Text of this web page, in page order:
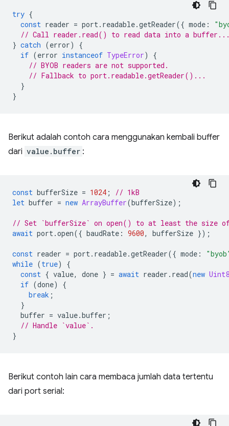
try {
const reader = port. readable.getReader({ mode :
// Call reader.read() to read data into a
} catch (error)
{
if (error instanceof TypeError)
{
// BYOB readers are not supported.
// Fallback to port.readable.getReader()...
}
}
Berikut adalah contoh cara menggunakan kembali buffer
dari value.buffer :
const bufferSize = 1024 ;
// 1kB
let buffer = new ArrayBuffer(bufferSize);
// Set `bufferSize` on open() to at least the size
await port.open({ baudRate : 9600, bufferSize });
const reader = port. readable.getReader({ mode :
while (true)
{
const { value, done } = await reader . read(new
if (done)
{
break ;
}
buffer = value.buffer ;
// Handle `value`.
}
Berikut contoh lain cara membaca jumlah data tertentu
dari port serial: